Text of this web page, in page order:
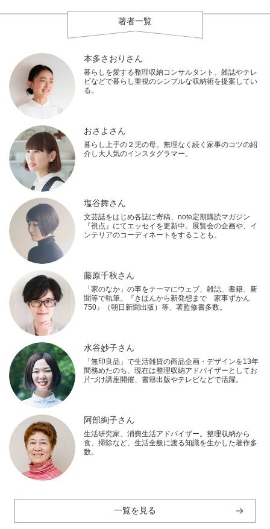
著者一覧
本多さおりさん
暮らしを愛する整理収納コンサルタント。雑誌やテレ
ビなどで暮らし重視のシンプルな収納術を提案してい
る。
おさよさん
暮らし上手の２児の母。無理なく続く家事のコツの紹
介し大人気のインスタグラマー。
塩谷舞さん
文芸誌をはじめ各誌に寄稿、note定期購読マガジン
『視点』にてエッセイを更新中。展覧会の企画や、イ
ンテリアのコーディネートをすることも。
藤原千秋さん
「家のなか」の事をテーマにウェブ、雑誌、書籍、新
聞等で執筆。『きほんから新発想まで 家事ずかん
750』（朝日新聞出版）等、著監修書多数。
水谷妙子さん
「無印良品」で生活雑貨の商品企画・デザインを13年
間務めたのち、現在は整理収納アドバイザーとしてお
片づけ講座開催、書籍出版やテレビなどで活躍。
阿部絢子さん
生活研究家、消費生活アドバイザー。整理収納から
食、掃除など、生活全般に渡る知識を生かした著作多
数。
一覧を見る